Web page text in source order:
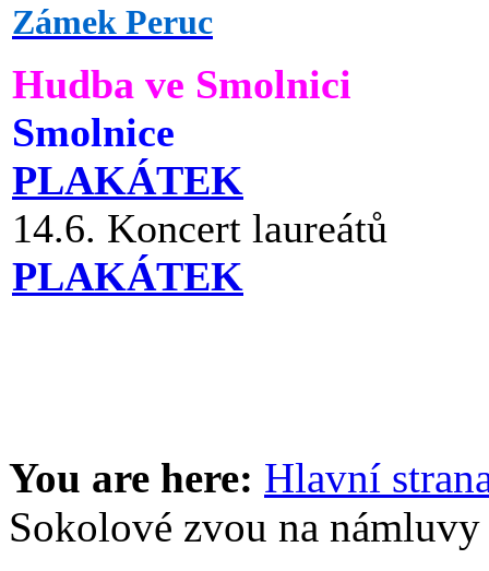
Zámek Peruc
Hudba ve Smolnici
Smolnice
PLAKÁTEK
14.6. Koncert laureátů
PLAKÁTEK
You are here: Hlavní
Sokolové zvou na námluvy